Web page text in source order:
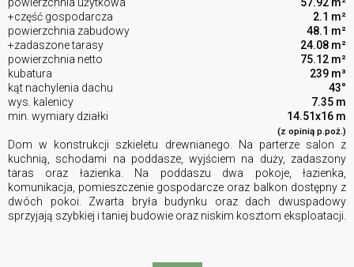
+część gospodarcza
2.1 m²
powierzchnia zabudowy
48.1 m²
+zadaszone tarasy
24.08 m²
powierzchnia netto
75.12 m²
kubatura
239 m³
kąt nachylenia dachu
43°
wys. kalenicy
7.35 m
min. wymiary działki
14.51x16 m
(z opinią p.poż.)
Dom w konstrukcji szkieletu drewnianego. Na parterze salon z
kuchnią, schodami na poddasze, wyjściem na duży, zadaszony
taras oraz łazienka. Na poddaszu dwa pokoje, łazienka,
komunikacja, pomieszczenie gospodarcze oraz balkon dostępny z
dwóch pokoi. Zwarta bryła budynku oraz dach dwuspadowy
sprzyjają szybkiej i taniej budowie oraz niskim kosztom eksploatacji.